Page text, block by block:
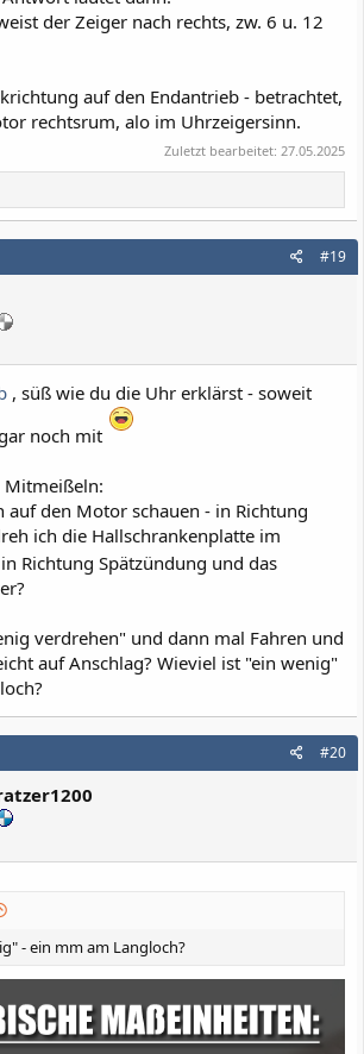
der Zeiger nach rechts, zw. 6 u. 12
auf den Endantrieb - betrachtet,
rechtsrum, alo im Uhrzeigersinn.
Zuletzt bearbeitet: 27.05.2025
#19
, süß wie du die Uhr erklärst - soweit
noch mit
auf den Motor schauen - in Richtung
ich die Hallschrankenplatte im
in Richtung Spätzündung und das
verdrehen" und dann mal Fahren und
auf Anschlag? Wieviel ist "ein wenig"
#20
- ein mm am Langloch?